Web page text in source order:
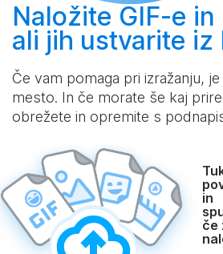
Naložite GIF-e
ali jih ustvarite iz
Če vam pomaga pri izražanju,
mesto. In če morate še kaj
obrežete in opremite s
in
če